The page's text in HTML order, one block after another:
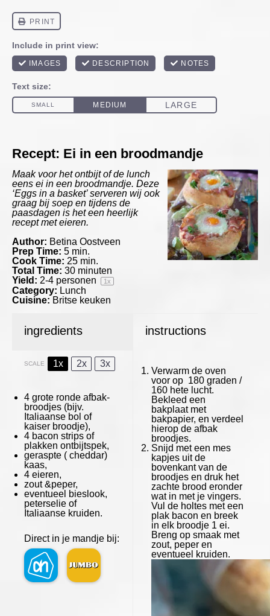
Recept: Ei in een broodmandje
Maak voor het ontbijt of de lunch
eens ei in een broodmandje. Deze
‘Eggs in a basket’ serveren wij ook
graag bij soep en tijdens de
paasdagen is het een heerlijk
recept met eieren.
Author: Betina Oostveen
Prep Time: 5 min.
Cook Time: 25 min.
Total Time: 30 minuten
Yield: 2-4 personen 1x
Category: Lunch
Cuisine: Britse keuken
ingredients
SCALE 1x 2x 3x
4 grote ronde afbak-
broodjes (bijv.
Italiaanse bol of
kaiser broodje),
4 bacon strips of
plakken ontbijtspek,
geraspte ( cheddar)
kaas,
4 eieren,
zout &peper,
eventueel bieslook,
peterselie of
Italiaanse kruiden.
Direct in je mandje bij:
instructions
Verwarm de oven
voor op 180 graden /
160 hete lucht.
Bekleed een
bakplaat met
bakpapier, en verdeel
hierop de afbak
broodjes.
Snijd met een mes
kapjes uit de
bovenkant van de
broodjes en druk het
zachte brood eronder
wat in met je vingers.
Vul de holtes met een
plak bacon en breek
in elk broodje 1 ei.
Breng op smaak met
zout, peper en
eventueel kruiden.